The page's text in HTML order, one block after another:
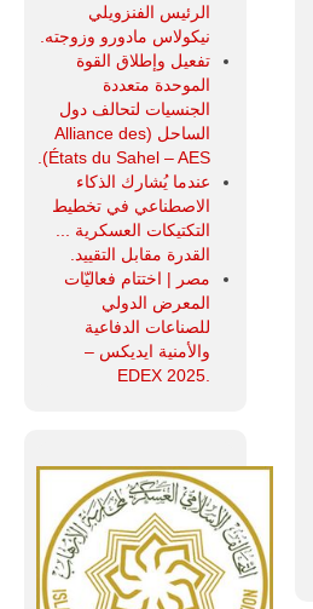
الرئيس الفنزويلي
نيكولاس مادورو وزوجته.
تفعيل وإطلاق القوة
الموحدة متعددة
الجنسيات لتحالف دول
الساحل (Alliance des
États du Sahel – AES).
عندما يُشارك الذكاء
الاصطناعي في تخطيط
التكتيكات العسكرية ...
القدرة مقابل التقييد.
مصر | اختتام فعاليّات
المعرض الدولي
للصناعات الدفاعية
والأمنية ايديكس ‒